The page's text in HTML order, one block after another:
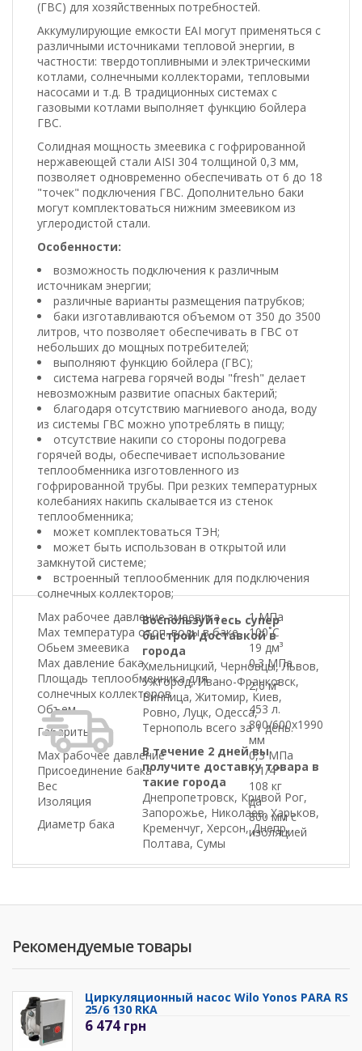
(ГВС) для хозяйственных потребностей.
Аккумулирующие емкости ЕАІ могут применяться с
различными источниками тепловой энергии, в
частности: твердотопливными и электрическими
котлами, солнечными коллекторами, тепловыми
насосами и т.д. В традиционных системах с
газовыми котлами выполняет функцию бойлера
ГВС.
Солидная мощность змеевика с гофрированной
нержавеющей стали AISI 304 толщиной 0,3 мм,
позволяет одновременно обеспечивать от 6 до 18
"точек" подключения ГВС. Дополнительно баки
могут комплектоваться нижним змеевиком из
углеродистой стали.
Особенности:
возможность подключения к различным
источникам энергии;
различные варианты размещения патрубков;
баки изготавливаются объемом от 350 до 3500
литров, что позволяет обеспечивать в ГВС от
небольших до мощных потребителей;
выполняют функцию бойлера (ГВС);
система нагрева горячей воды "fresh" делает
невозможным развитие опасных бактерий;
благодаря отсутствию магниевого анода, воду
из системы ГВС можно употреблять в пищу;
отсутствие накипи со стороны подогрева
горячей воды, обеспечивает использование
теплообменника изготовленного из
гофрированной трубы. При резких температурных
колебаниях накипь скалывается из стенок
теплообменника;
может комплектоваться ТЭН;
может быть использован в открытой или
замкнутой системе;
встроенный теплообменник для подключения
солнечных коллекторов;
Маx рабочее давление змеевика
1 МПа
Маx температура отоп. воды в баке
100˚С
Обьем змеевика
19 дм³
Маx давление бака
0.3 МПа
Площадь теплообменника для
солнечных коллекторов
2,6 м²
Объем
453 л.
Габариты
800/600х1990
мм
Max рабочее давление
0,3 МПа
Присоединение бака
1 1/4"
Вес
108 кг
Изоляция
да
Диаметр бака
800 мм с
изоляцией
Воспользуйтесь супер
быстрой доставкой в
города
Хмельницкий, Черновцы, Львов,
Ужгород, Ивано-Франковск,
Винница, Житомир, Киев,
Ровно, Луцк, Одесса,
Тернополь всего за 1 день.
В течение 2 дней вы
получите доставку товара в
такие города
Днепропетровск, Кривой Рог,
Запорожье, Николаев, Харьков,
Кременчуг, Херсон, Днепр,
Полтава, Сумы
Рекомендуемые товары
Циркуляционный насос Wilo Yonos PARA RS
25/6 130 RKA
6 474 грн